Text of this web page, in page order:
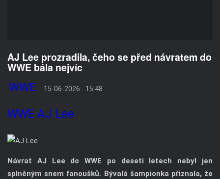
WWE bála nejvíc
WWE 15-06-2026 - 15:48
WWE AJ Lee
splněným snem fanoušků. Bývalá šampionka přiznala, že
před svým comebackem čelila značným obavám
spojeným s návratem do profesionálního wrestlingu.